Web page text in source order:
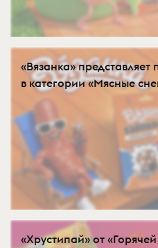
«Вязанка»
в категории «Мясные
«Хрустипай» от